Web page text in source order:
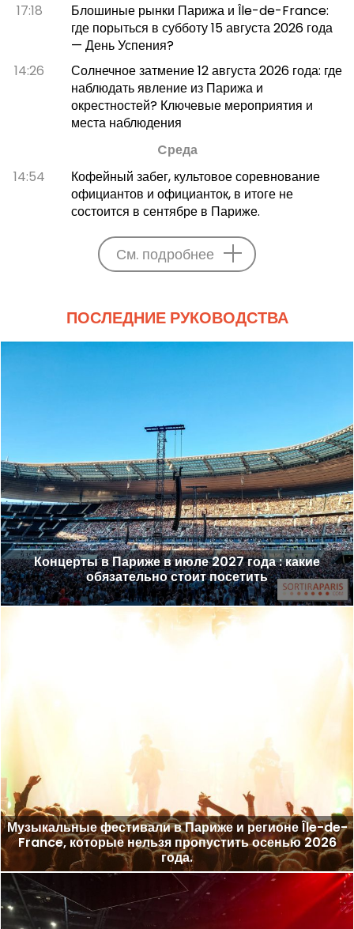
17:18
Блошиные рынки Парижа и Île-de-France:
где порыться в субботу 15 августа 2026 года
— День Успения?
14:26
Солнечное затмение 12 августа 2026 года: где
наблюдать явление из Парижа и
окрестностей? Ключевые мероприятия и
места наблюдения
Cреда
14:54
Кофейный забег, культовое соревнование
официантов и официанток, в итоге не
состоится в сентябре в Париже.
См. подробнее
ПОСЛЕДНИЕ РУКОВОДСТВА
Концерты в Париже в июле 2027 года : какие
обязательно стоит посетить
Музыкальные фестивали в Париже и регионе Île-de-
France, которые нельзя пропустить осенью 2026
года.